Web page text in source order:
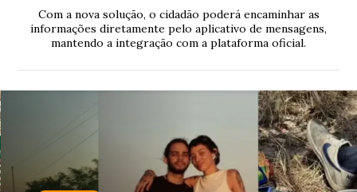
Com a nova solução, o cidadão poderá encaminhar as
informações diretamente pelo aplicativo de mensagens,
mantendo a integração com a plataforma oficial.
Piauí